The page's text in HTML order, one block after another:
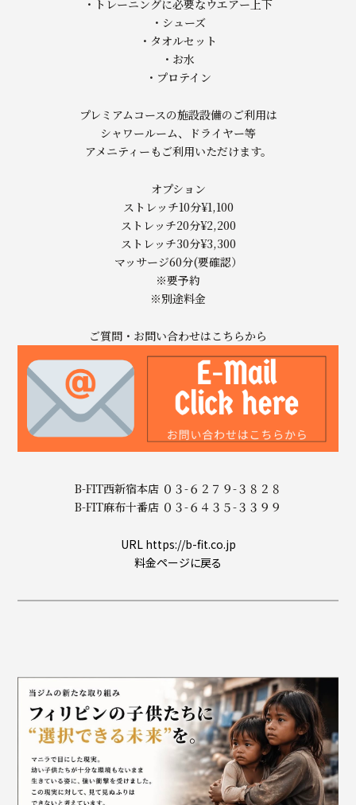
・トレーニングに必要なウエアー上下
・シューズ
・タオルセット
・お水
・プロテイン
プレミアムコースの施設設備のご利用は
シャワールーム、ドライヤー等
アメニティーもご利用いただけます。
オプション
ストレッチ10分¥1,100
ストレッチ20分¥2,200
ストレッチ30分¥3,300
マッサージ60分(要確認）
※要予約
※別途料金
ご質問・お問い合わせはこちらから
B-FIT西新宿本店 ０３-６２７９-３８２８
B-FIT麻布十番店 ０３-６４３５-３３９９
URL https://b-fit.co.jp
料金ページに戻る